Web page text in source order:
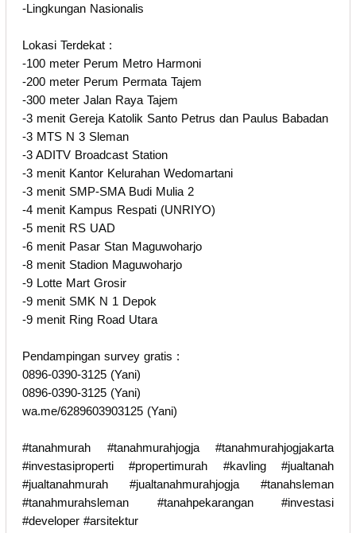
-Lingkungan Nasionalis
Lokasi Terdekat :
-100 meter Perum Metro Harmoni
-200 meter Perum Permata Tajem
-300 meter Jalan Raya Tajem
-3 menit Gereja Katolik Santo Petrus dan Paulus Babadan
-3 MTS N 3 Sleman
-3 ADITV Broadcast Station
-3 menit Kantor Kelurahan Wedomartani
-3 menit SMP-SMA Budi Mulia 2
-4 menit Kampus Respati (UNRIYO)
-5 menit RS UAD
-6 menit Pasar Stan Maguwoharjo
-8 menit Stadion Maguwoharjo
-9 Lotte Mart Grosir
-9 menit SMK N 1 Depok
-9 menit Ring Road Utara
Pendampingan survey gratis :
0896-0390-3125 (Yani)
0896-0390-3125 (Yani)
wa.me/6289603903125 (Yani)
#tanahmurah #tanahmurahjogja #tanahmurahjogjakarta
#investasiproperti #propertimurah #kavling #jualtanah
#jualtanahmurah #jualtanahmurahjogja #tanahsleman
#tanahmurahsleman #tanahpekarangan #investasi
#developer #arsitektur